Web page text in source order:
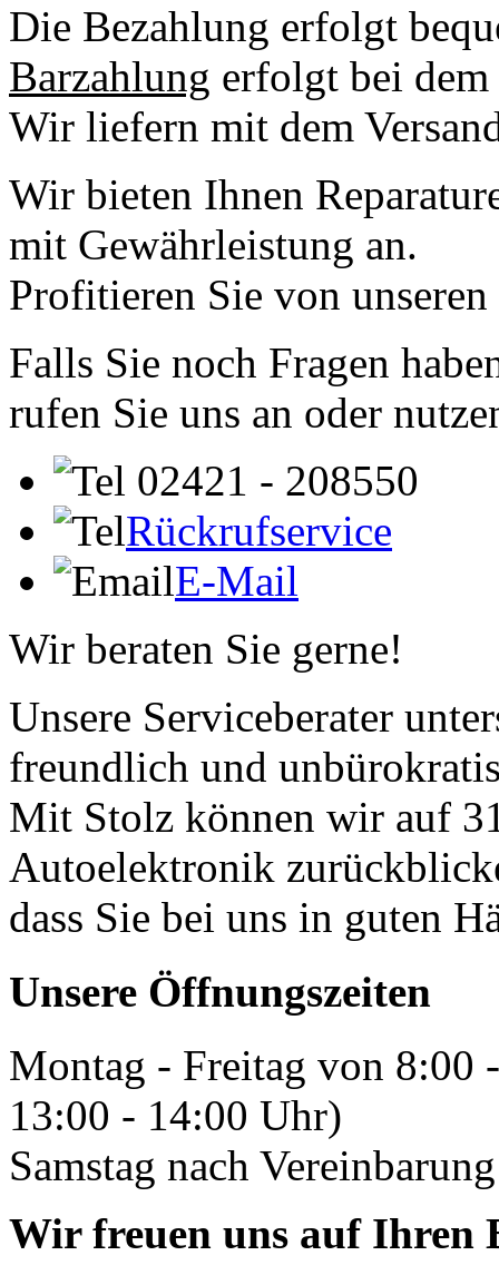
Die Bezahlung erfolgt
Barzahlung erfolgt bei dem
Wir liefern mit dem
Wir bieten Ihnen
mit Gewährleistung an.
Profitieren Sie von
Falls Sie noch Fragen
rufen Sie uns an oder
02421 - 208550
Rückrufservice
E-Mail
Wir beraten Sie gerne!
Unsere Serviceberater
freundlich und
Mit Stolz können wir auf
Autoelektronik
dass Sie bei uns in guten
Unsere Öffnungszeiten
Montag - Freitag von 8:00
13:00 - 14:00 Uhr)
Samstag nach
Wir freuen uns auf Ihren